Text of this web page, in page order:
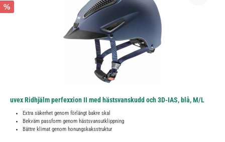
%
uvex Ridhjälm perfexxion II med hästsvanskudd och 3D-IAS, blå, M/L
Extra säkerhet genom förlängt bakre skal
Bekväm passform genom hästsvansutklippning
Bättre klimat genom honungskaksstruktur